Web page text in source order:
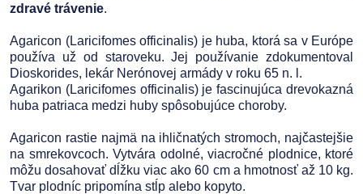
zdravé trávenie.
Agaricon (Laricifomes officinalis) je huba, ktorá sa v Európe
používa už od staroveku. Jej používanie zdokumentoval
Dioskorides, lekár Nerónovej armády v roku 65 n. l.
Agarikon (Laricifomes officinalis) je fascinujúca drevokazná
huba patriaca medzi huby spôsobujúce choroby.
Agaricon rastie najmä na ihličnatých stromoch, najčastejšie
na smrekovcoch. Vytvára odolné, viacročné plodnice, ktoré
môžu dosahovať dĺžku viac ako 60 cm a hmotnosť až 10 kg.
Tvar plodníc pripomína stĺp alebo kopyto.